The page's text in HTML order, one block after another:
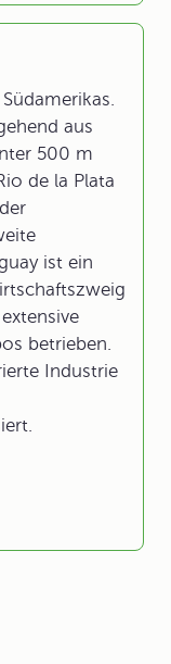
aus
500 m
de la Plata
ist ein
betrieben.
Industrie